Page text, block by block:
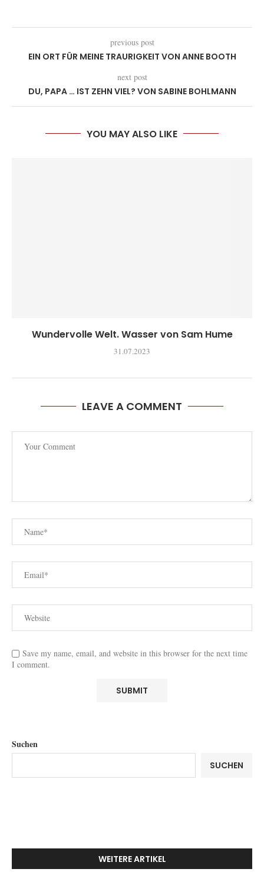
previous post
EIN ORT FÜR MEINE TRAURIGKEIT VON ANNE BOOTH
next post
DU, PAPA … IST ZEHN VIEL? VON SABINE BOHLMANN
YOU MAY ALSO LIKE
Wundervolle Welt. Wasser von Sam Hume
31.07.2023
LEAVE A COMMENT
Save my name, email, and website in this browser for the next time
I comment.
Suchen
SUCHEN
WEITERE ARTIKEL